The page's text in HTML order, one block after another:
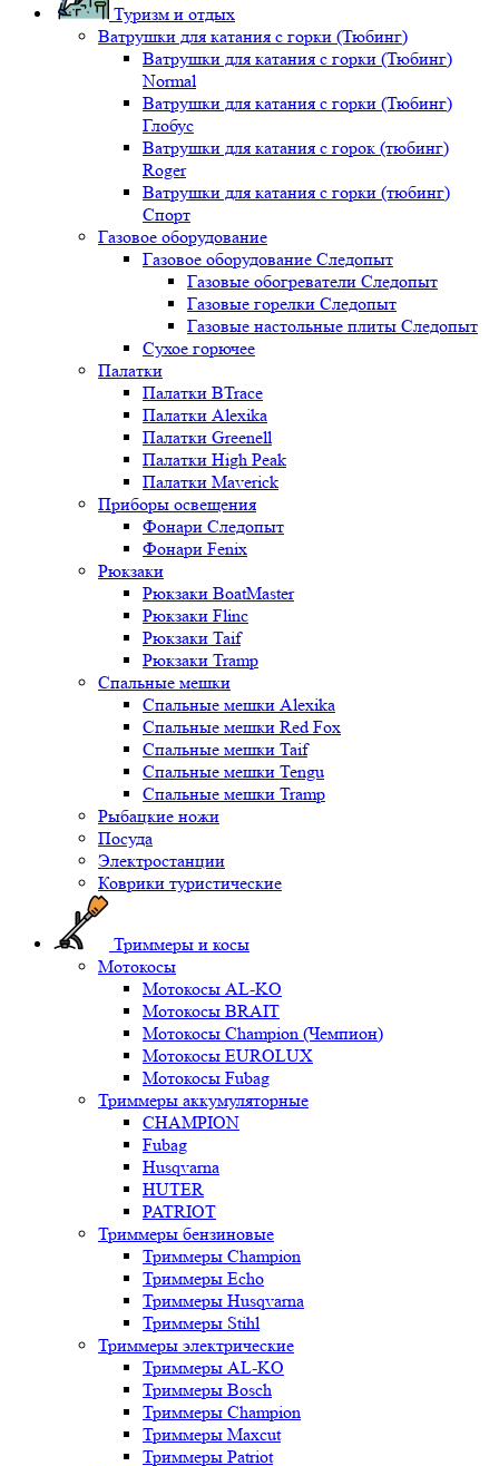
Туризм и отдых
Ватрушки для катания с горки (Тюбинг)
Ватрушки для катания с горки (Тюбинг)
Normal
Ватрушки для катания с горки (Тюбинг)
Глобус
Ватрушки для катания с горок (тюбинг)
Roger
Ватрушки для катания с горки (тюбинг)
Спорт
Газовое оборудование
Газовое оборудование Следопыт
Газовые обогреватели Следопыт
Газовые горелки Следопыт
Газовые настольные плиты Следопыт
Сухое горючее
Палатки
Палатки BTrace
Палатки Alexika
Палатки Greenell
Палатки High Peak
Палатки Maverick
Приборы освещения
Фонари Следопыт
Фонари Fenix
Рюкзаки
Рюкзаки BoatMaster
Рюкзаки Flinc
Рюкзаки Taif
Рюкзаки Tramp
Спальные мешки
Спальные мешки Alexika
Спальные мешки Red Fox
Спальные мешки Taif
Спальные мешки Tengu
Спальные мешки Tramp
Рыбацкие ножи
Посуда
Электростанции
Коврики туристические
Триммеры и косы
Мотокосы
Мотокосы AL-KO
Мотокосы BRAIT
Мотокосы Champion (Чемпион)
Мотокосы EUROLUX
Мотокосы Fubag
Триммеры аккумуляторные
CHAMPION
Fubag
Husqvarna
HUTER
PATRIOT
Триммеры бензиновые
Триммеры Champion
Триммеры Echo
Триммеры Husqvarna
Триммеры Stihl
Триммеры электрические
Триммеры AL-KO
Триммеры Bosch
Триммеры Champion
Триммеры Maxcut
Триммеры Patriot